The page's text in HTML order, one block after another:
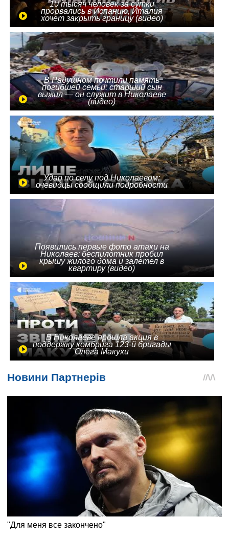
10 тысяч человек за сутки
прорвались в Испанию, Италия
хочет закрыть границу (видео)
В Радушном почтили память
погибшей семьи: старший сын
выжил — он служит в Николаеве
(видео)
Удар по селу под Николаевом:
очевидцы сообщили подробности
Появились первые фото атаки на
Николаев: беспилотник пробил
крышу жилого дома и залетел в
квартиру (видео)
В Николаеве прошла акция в
поддержку комбрига 123-й бригады
Олега Макухи